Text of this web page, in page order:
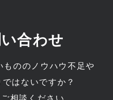
合わせ
もののノウハウ不足や
はないですか？